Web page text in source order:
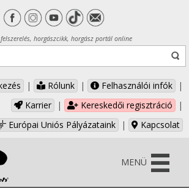
horgászcikk, horgász portál online
| Rólunk | Felhasználói infók
|
Karrier
| Kereskedői regisztráció
|
Európai Uniós Pályázataink
| Kapcsolat
MENÜ